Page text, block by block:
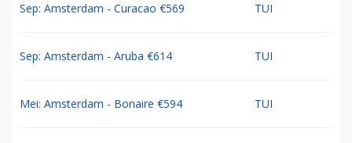
Sep: Amsterdam - Curacao €569 TUI
Sep: Amsterdam - Aruba €614 TUI
Mei: Amsterdam - Bonaire €594 TUI